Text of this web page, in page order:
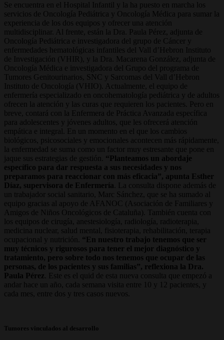
Se encuentra en el Hospital Infantil y la ha puesto en marcha los
servicios de Oncología Pediátrica y Oncología Médica para sumar la
experiencia de los dos equipos y ofrecer una atención
multidisciplinar. Al frente, están la Dra. Paula Pérez, adjunta de
Oncología Pediátrica e investigadora del grupo de Cáncer y
enfermedades hematológicas infantiles del Vall d’Hebron Instituto
de Investigación (VHIR), y la Dra. Macarena González, adjunta de
Oncología Médica e investigadora del Grupo del programa de
Tumores Genitourinarios, SNC y Sarcomas del Vall d’Hebron
Instituto de Oncología (VHIO). Actualmente, el equipo de
enfermería especializado en oncohematología pediátrica y de adultos
ofrecen la atención y las curas que requieren los pacientes. Pero en
breve, contará con la Enfermera de Práctica Avanzada específica
para adolescentes y jóvenes adultos, que les ofrecerá atención
empática e integral. En un momento en el que los cambios
biológicos, psicosociales y emocionales acontecen más rápidamente,
la enfermedad se suma como un factor muy estresante que pone en
jaque sus estrategias de gestión. “Planteamos un abordaje
específico para dar respuesta a sus necesidades y nos
preparamos para reaccionar con más eficacia”, apunta Esther
Díaz, supervisora de Enfermería . La consulta dispone además de
un trabajador social sanitario, Marc Sánchez, que se ha sumado al
equipo gracias al apoyo de AFANOC (Asociación de Familiares y
Amigos de Niños Oncológicos de Cataluña). También cuenta con
los equipos de cirugía, anestesiología, radiología, radioterapia,
medicina nuclear, salud mental, fisioterapia, rehabilitación, terapia
ocupacional y nutrición. “En nuestro trabajo tenemos que ser
muy técnicos y rigurosos para tener el mejor diagnóstico y
tratamiento, pero sobre todo nos tenemos que ocupar de las
personas, de los pacientes y sus familias”, reflexiona la Dra.
Paula Pérez . Este es el quid de esta nueva consulta que empezó a
andar hace un año, cada semana visita entre 10 y 12 pacientes, y
cada mes, entre dos y tres casos nuevos.
Tumores vinculados al desarrollo